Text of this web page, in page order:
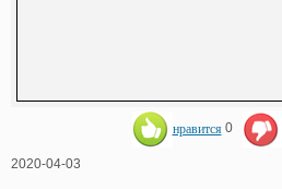
нравится 0
2020-04-03